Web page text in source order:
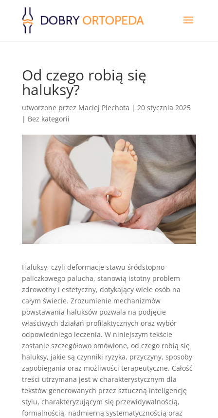
Od czego robią się
haluksy?
utworzone przez Maciej Piechota | 20 stycznia 2025
| Bez kategorii
Haluksy, czyli deformacje stawu śródstopno-
paliczkowego palucha, stanowią istotny problem
zdrowotny i estetyczny, dotykający wiele osób na
całym świecie. Zrozumienie mechanizmów
powstawania haluksów pozwala na podjęcie
właściwych działań profilaktycznych oraz wybór
odpowiedniego leczenia. W niniejszym tekście
zostanie szczegółowo omówione, od czego robią się
haluksy, jakie są czynniki ryzyka, przyczyny, sposoby
zapobiegania oraz możliwości terapeutyczne. Całość
treści utrzymana jest w charakterystycznym dla
tekstów generowanych przez sztuczną inteligencję
stylu, charakteryzującym się przewidywalnością,
formalnością, nadmierną systematycznością oraz